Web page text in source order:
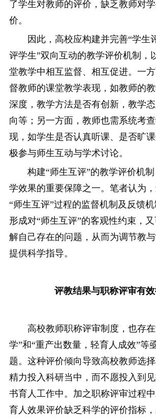
了学生对教师的评价，缺乏教师对
价。
因此，高校应构建并完善“学生
评学生”双向互动的教学评价机制，
堂教学中相互监督、相互促进。一
督教师的课堂教学表现，如教师的
深度，教学方法是否有创新，教学
向等；另一方面，教师也需系统考
现，如学生是否认真听课、是否旷
极参与师生互动与学术讨论。
构建“师生互评”的教学评价机制
学效果的重要保障之一。笔者认为
“师生互评”过程的监督机制及反馈
形成对“师生互评”的客观性约束，
解自己存在的问题，从而为调节教
提供科学指导。
评教结果与职称评审有
高校教师职称评审制度，也存在
学”和“重产出数量，轻育人成效”等
题。这种评价倾向导致高校教师选
精力投入科研当中，而不愿投入到
书育人工作中。加之职称评审过程
育人效果评价缺乏科学的评价指标